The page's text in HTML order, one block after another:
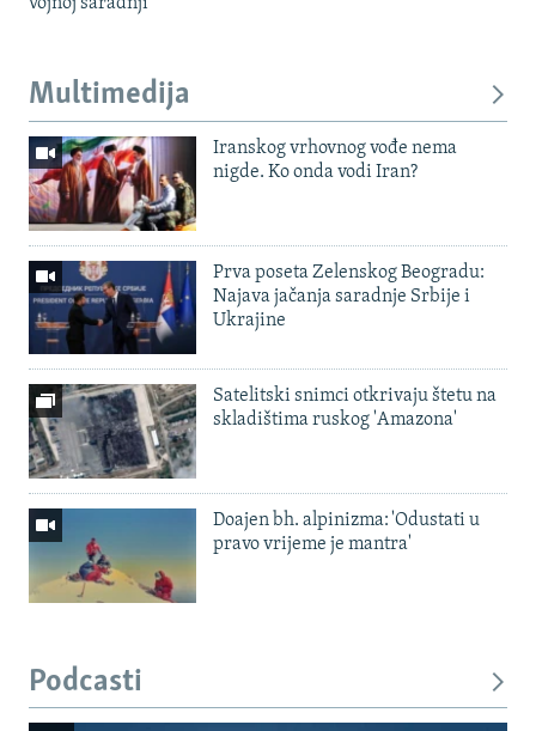
vojnoj saradnji
Multimedija
Iranskog vrhovnog vođe nema
nigde. Ko onda vodi Iran?
Prva poseta Zelenskog Beogradu:
Najava jačanja saradnje Srbije i
Ukrajine
Satelitski snimci otkrivaju štetu na
skladištima ruskog 'Amazona'
Doajen bh. alpinizma: 'Odustati u
pravo vrijeme je mantra'
Podcasti